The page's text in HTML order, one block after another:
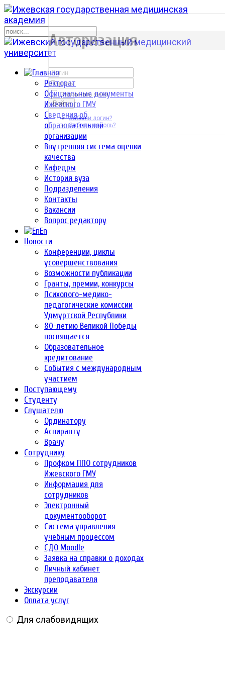
Ректорат
Официальные документы
Ижевского ГМУ
Сведения об
образовательной
организации
Внутренняя система оценки
качества
Кафедры
История вуза
Подразделения
Контакты
Вакансии
Вопрос редактору
En
Новости
Конференции, циклы
усовершенствования
Возможности публикации
Гранты, премии, конкурсы
Психолого-медико-
педагогические комиссии
Удмуртской Республики
80-летию Великой Победы
посвящается
Образовательное
кредитование
События с международным
участием
Поступающему
Студенту
Слушателю
Ординатору
Аспиранту
Врачу
Сотруднику
Профком ППО сотрудников
Ижевского ГМУ
Информация для
сотрудников
Электронный
документооборот
Система управления
учебным процессом
СДО Moodle
Заявка на справки о доходах
Личный кабинет
преподавателя
Экскурсии
Оплата услуг
Для слабовидящих
р
Авторизация
Запомнить меня
Войти
Забыли логин?
Забыли пароль?